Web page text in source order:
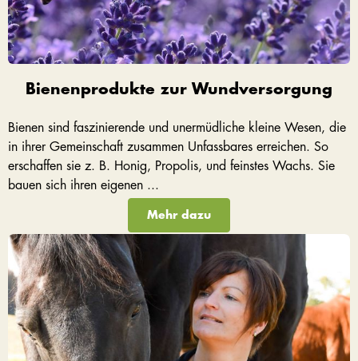
Bienenprodukte zur Wundversorgung
Bienen sind faszinierende und unermüdliche kleine Wesen, die
in ihrer Gemeinschaft zusammen Unfassbares erreichen. So
erschaffen sie z. B. Honig, Propolis, und feinstes Wachs. Sie
bauen sich ihren eigenen ...
Mehr dazu